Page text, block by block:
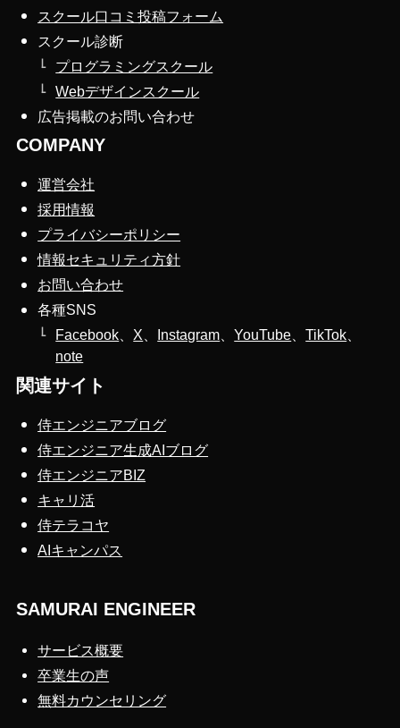
スクール口コミ投稿フォーム
スクール診断
プログラミングスクール
Webデザインスクール
広告掲載のお問い合わせ
COMPANY
運営会社
採用情報
プライバシーポリシー
情報セキュリティ方針
お問い合わせ
各種SNS
Facebook
X Instagram 、YouTube 、TikTok
note
関連サイト
侍エンジニアブログ
侍エンジニア生成AIブログ
侍エンジニアBIZ
キャリ活
侍テラコヤ
AIキャンパス
SAMURAI ENGINEER
サービス概要
卒業生の声
無料カウンセリング